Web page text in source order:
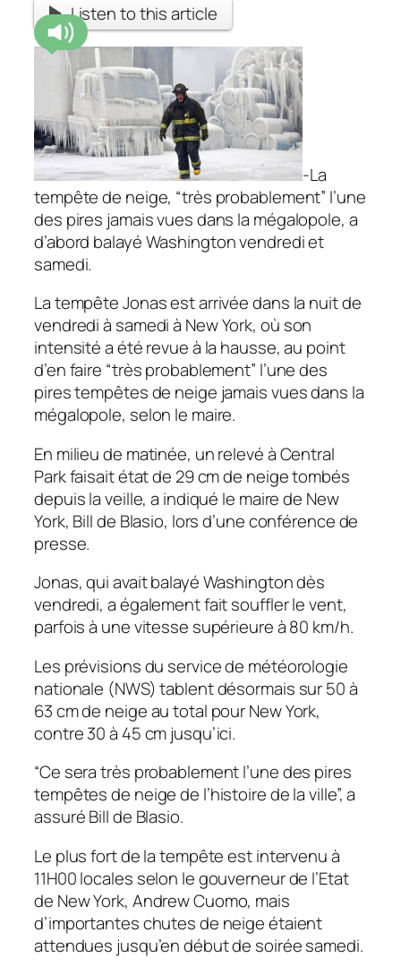
Listen to this article
-La
tempête de neige, “très probablement” l’une
des pires jamais vues dans la mégalopole, a
d’abord balayé Washington vendredi et
samedi.
La tempête Jonas est arrivée dans la nuit de
vendredi à samedi à New York, où son
intensité a été revue à la hausse, au point
d’en faire “très probablement” l’une des
pires tempêtes de neige jamais vues dans la
mégalopole, selon le maire.
En milieu de matinée, un relevé à Central
Park faisait état de 29 cm de neige tombés
depuis la veille, a indiqué le maire de New
York, Bill de Blasio, lors d’une conférence de
presse.
Jonas, qui avait balayé Washington dès
vendredi, a également fait souffler le vent,
parfois à une vitesse supérieure à 80 km/h.
Les prévisions du service de météorologie
nationale (NWS) tablent désormais sur 50 à
63 cm de neige au total pour New York,
contre 30 à 45 cm jusqu’ici.
“Ce sera très probablement l’une des pires
tempêtes de neige de l’histoire de la ville”, a
assuré Bill de Blasio.
Le plus fort de la tempête est intervenu à
11H00 locales selon le gouverneur de l’Etat
de New York, Andrew Cuomo, mais
d’importantes chutes de neige étaient
attendues jusqu’en début de soirée samedi.